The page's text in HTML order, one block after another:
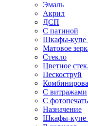
Эмаль
Акрил
ДСП
С патиной
Шкафы-купе
Матовое
Стекло
Цветное
Пескоструй
С витражами
С
Назначение
Шкафы-купе